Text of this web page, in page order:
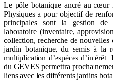
Le pôle botanique ancré au cœur
Physiques a pour objectif de
principales sont la gestion de
laboratoire (inventaire,
collection, recherche de nouvelles
jardin botanique, du semis à la
multiplication d’espèces
du GEVES permettra
liens avec les différents jardins